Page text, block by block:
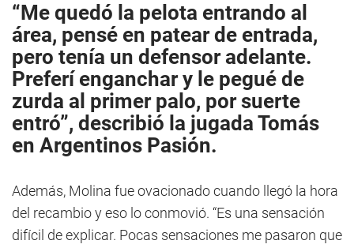
“Me quedó la pelota entrando al
área, pensé en patear de entrada,
pero tenía un defensor adelante.
Preferí enganchar y le pegué de
zurda al primer palo, por suerte
entró”, describió la jugada Tomás
en Argentinos Pasión.
Además, Molina fue ovacionado cuando llegó la hora
del recambio y eso lo conmovió. “Es una sensación
difícil de explicar. Pocas sensaciones me pasaron que